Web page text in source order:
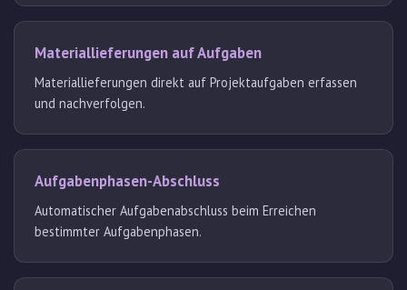
Materiallieferungen auf Aufgaben
Materiallieferungen direkt auf Projektaufgaben erfassen
und nachverfolgen.
Aufgabenphasen-Abschluss
Automatischer Aufgabenabschluss beim Erreichen
bestimmter Aufgabenphasen.